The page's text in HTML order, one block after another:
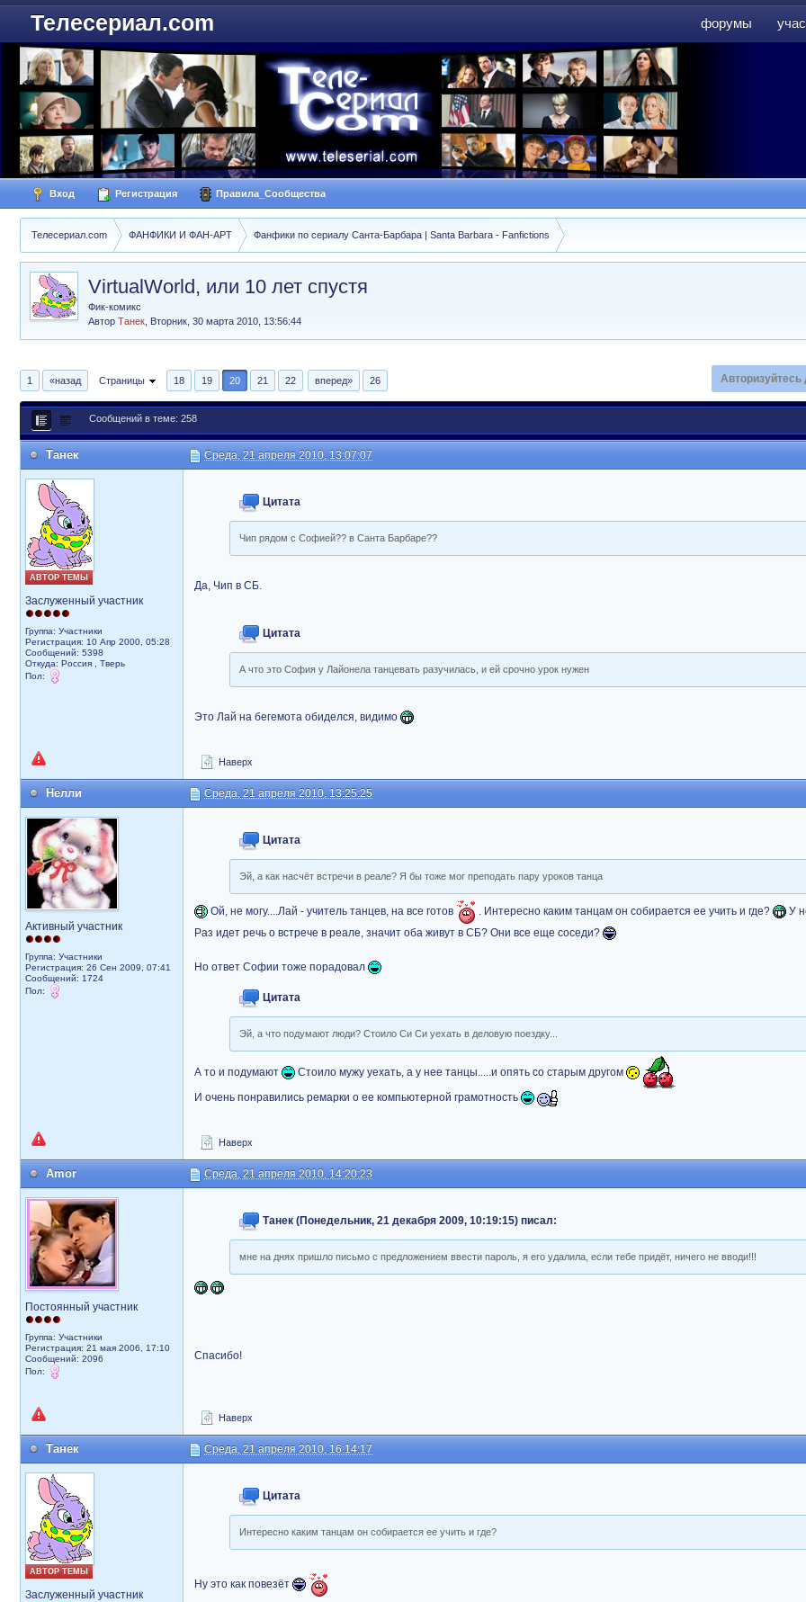
форумы
Телесериал.com
Вход Регистрация Правила_Сообщества
Телесериал.com ФАНФИКИ И ФАН-АРТ Фанфики по сериалу Санта-Барбара | Santa Barbara - Fanfictions
VirtualWorld, или 10 лет спустя
Фик-комикс
Автор Танек Вторник, 30 марта 2010, 13:56:44
1 «назад Страницы 18 19 20 21 22 вперед» 26 Авторизуйтесь
Сообщений в теме: 258
Танек Среда, 21 апреля 2010, 13:07:07
АВТОР ТЕМЫ
Заслуженный участник
Группа: Участники
Регистрация: 10 Апр 2000, 05:28
Сообщений: 5398
Откуда: Россия , Тверь
Пол:
Цитата
Чип рядом с Софией?? в Санта Барбаре??
Да, Чип в СБ.
Цитата
А что это София у Лайонела танцевать разучилась, и ей срочно урок нужен
Это Лай на бегемота обиделся, видимо
Наверх
Нелли Среда, 21 апреля 2010, 13:25:25
Активный участник
Группа: Участники
Регистрация: 26 Сен 2009, 07:41
Сообщений: 1724
Пол:
Цитата
Эй, а как насчёт встречи в реале? Я бы тоже мог преподать пару уроков танца
Ой, не могу....Лай - учитель танцев, на все готов . Интересно каким танцам он собирается ее учить и где?
У
Раз идет речь о встрече в реале, значит оба живут в СБ? Они все еще соседи?
Но ответ Софии тоже порадовал
Цитата
Эй, а что подумают люди? Стоило Си Си уехать в деловую поездку...
А то и подумают Стоило мужу уехать, а у нее танцы.....и опять со старым другом
И очень понравились ремарки о ее компьютерной грамотность
Наверх
Amor Среда, 21 апреля 2010, 14:20:23
Постоянный участник
Группа: Участники
Регистрация: 21 мая 2006, 17:10
Сообщений: 2096
Пол:
Танек (Понедельник, 21 декабря 2009, 10:19:15) писал:
мне на днях пришло письмо с предложением ввести пароль, я его удалила, если тебе придёт, ничего не вводи!!!
Спасибо!
Наверх
Танек Среда, 21 апреля 2010, 16:14:17
АВТОР ТЕМЫ
Заслуженный участник
Цитата
Интересно каким танцам он собирается ее учить и где?
Ну это как повезёт